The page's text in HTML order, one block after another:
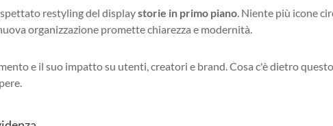
restyling del displaystorie in primo piano . Niente più icone
organizzazione promette chiarezza e modernità.
e il suo impatto su utenti, creatori e brand. Cosa c'è dietro questo